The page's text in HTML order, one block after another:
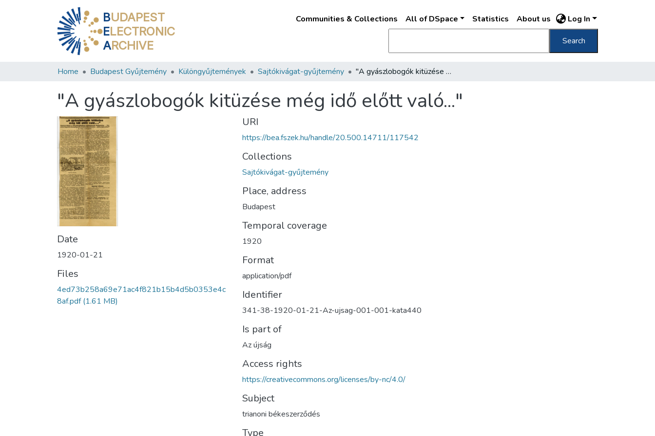
BUDAPEST
ELECTRONIC
ARCHIVE
Communities & Collections All of DSpace Statistics About us Log In
Search
Home Budapest Gyűjtemény Különgyűjtemények Sajtókivágat-gyűjtemény "A gyászlobogók kitüzése még idő előtt való..."
"A gyászlobogók kitüzése még idő előtt való..."
Date
1920-01-21
Files
4ed73b258a69e71ac4f821b15b4d5b0353e4c
8af.pdf(1.61 MB)
URI
https://bea.fszek.hu/handle/20.500.14711/117542
Collections
Sajtókivágat-gyűjtemény
Place, address
Budapest
Temporal coverage
1920
Format
application/pdf
Identifier
341-38-1920-01-21-Az-ujsag-001-001-kata440
Is part of
Az újság
Access rights
https://creativecommons.org/licenses/by-nc/4.0/
Subject
trianoni békeszerződés
Type